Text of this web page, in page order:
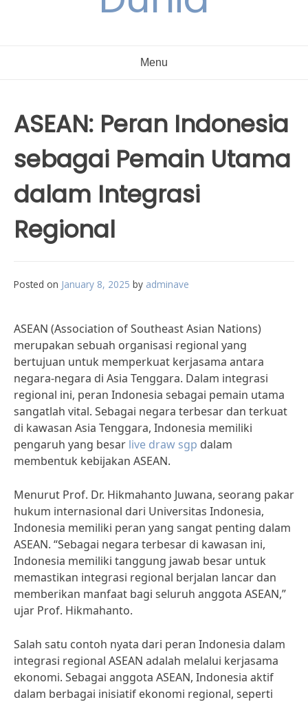
Menu
ASEAN: Peran Indonesia
sebagai Pemain Utama
dalam Integrasi
Regional
Posted on January 8, 2025 by adminave
ASEAN (Association of Southeast Asian Nations)
merupakan sebuah organisasi regional yang
bertujuan untuk memperkuat kerjasama antara
negara-negara di Asia Tenggara. Dalam integrasi
regional ini, peran Indonesia sebagai pemain utama
sangatlah vital. Sebagai negara terbesar dan terkuat
di kawasan Asia Tenggara, Indonesia memiliki
pengaruh yang besar live draw sgp dalam
membentuk kebijakan ASEAN.
Menurut Prof. Dr. Hikmahanto Juwana, seorang pakar
hukum internasional dari Universitas Indonesia,
Indonesia memiliki peran yang sangat penting dalam
ASEAN. “Sebagai negara terbesar di kawasan ini,
Indonesia memiliki tanggung jawab besar untuk
memastikan integrasi regional berjalan lancar dan
memberikan manfaat bagi seluruh anggota ASEAN,”
ujar Prof. Hikmahanto.
Salah satu contoh nyata dari peran Indonesia dalam
integrasi regional ASEAN adalah melalui kerjasama
ekonomi. Sebagai anggota ASEAN, Indonesia aktif
dalam berbagai inisiatif ekonomi regional, seperti